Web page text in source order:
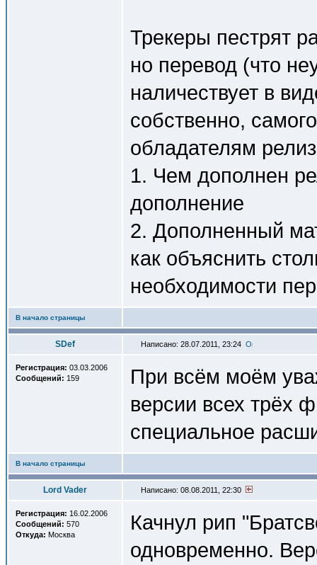
Трекеры пестрят
но перевод (что
наличествует в
собственно,
обладателям
1. Чем дополнен
дополнение
2. Дополненный
как объяснить
необходимости
В начало страницы
SDef Написано: 28.07.2011, 23:24
Регистрация: 03.03.2006
Сообщений: 159
При всём моём
версии всех трёх
специальное
В начало страницы
Lord Vader Написано: 08.08.2011, 22:30
Регистрация: 16.02.2006
Сообщений: 570
Откуда: Москва
Качнул рип
одновременно.